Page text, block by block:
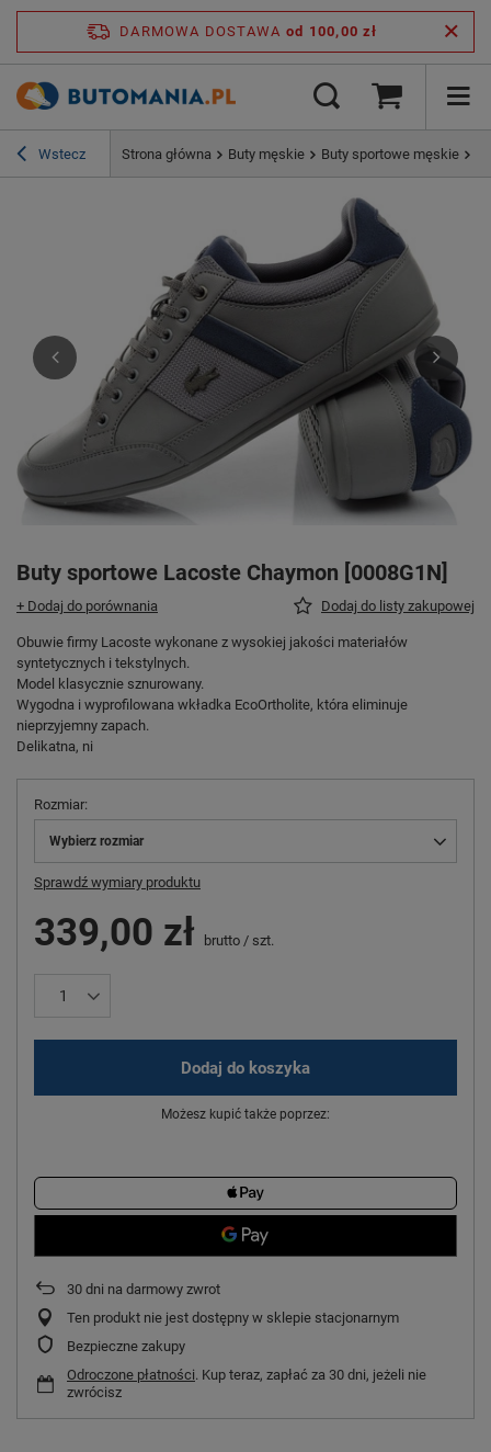
DARMOWA DOSTAWA od 100,00 zł
Wstecz Strona główna Buty męskie Buty sportowe męskie
Buty sportowe Lacoste Chaymon [0008G1N]
+ Dodaj do porównania Dodaj do listy zakupowej
Obuwie firmy Lacoste wykonane z wysokiej jakości materiałów
syntetycznych i tekstylnych.
Model klasycznie sznurowany.
Wygodna i wyprofilowana wkładka EcoOrtholite, która eliminuje
nieprzyjemny zapach.
Delikatna, ni
Rozmiar
Wybierz rozmiar
Sprawdź wymiary produktu
339,00 zł brutto / szt.
Dodaj do koszyka
Możesz kupić także poprzez:
30 dni na darmowy zwrot
Ten produkt nie jest dostępny w sklepie stacjonarnym
Bezpieczne zakupy
Odroczone płatności. Kup teraz, zapłać za 30 dni, jeżeli nie
zwrócisz